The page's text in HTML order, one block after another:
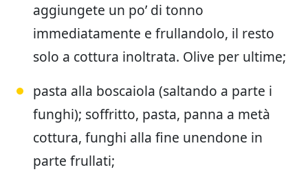
aggiungete un po’ di tonno
immediatamente e frullandolo, il resto
solo a cottura inoltrata. Olive per ultime;
pasta alla boscaiola (saltando a parte i
funghi); soffritto, pasta, panna a metà
cottura, funghi alla fine unendone in
parte frullati;